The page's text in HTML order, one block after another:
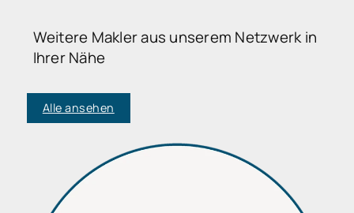
Weitere Makler aus unserem Netzwerk in
Ihrer Nähe
Alle ansehen